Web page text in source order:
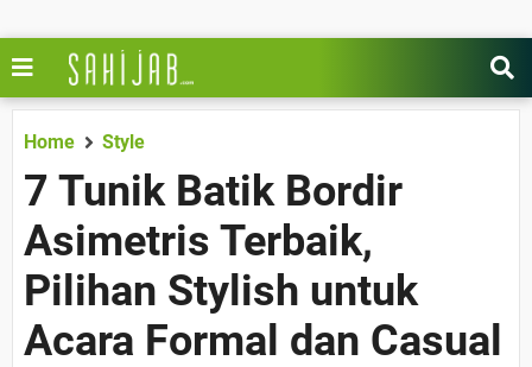
Home Style
7 Tunik Batik Bordir
Asimetris Terbaik,
Pilihan Stylish untuk
Acara Formal dan Casual